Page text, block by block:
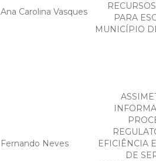
Ana Carolina Vasques
PARA
MUNICÍPIO
Fernando Neves
EFICIÊNCIA
DE